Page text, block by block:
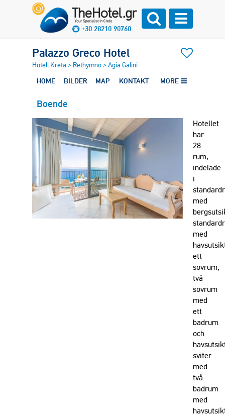
+30 28210 90760
Palazzo Greco Hotel
Hotell Kreta > Rethymno>Agia Galini
HOME BILDER MAP KONTAKT MORE
Boende
Hotellet
har
28
rum,
indelade
i
med
med
ett
sovrum,
två
sovrum
med
ett
badrum
och
sviter
med
två
badrum
med